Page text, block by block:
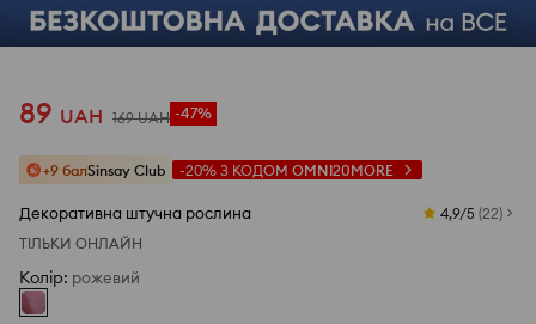
89 UAH 169 UAH -47%
+9 балSinsay Club -20% З КОДОМ OMNI20MORE
Декоративна штучна рослина 4,9/5 (22)
ТІЛЬКИ ОНЛАЙН
Колір: рожевий